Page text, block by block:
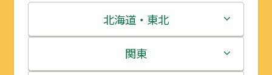
北海道・東北
北海道
関東